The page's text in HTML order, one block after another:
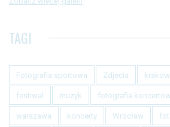
TAGI
Fotografia sportowa Zdjecia krakow
festiwal muzyk fotografia
warszawa koncerty Wrocław